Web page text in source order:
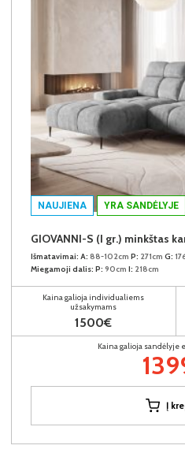
NAUJIENA YRA SANDĖLYJE
Išmatavimai: A: 88-102cm P: 271cm G:
Miegamoji dalis: P: 90cm I: 218cm
Kaina galioja individualiems
užsakymams
1500€
Kaina galioja sandėlyje
Į